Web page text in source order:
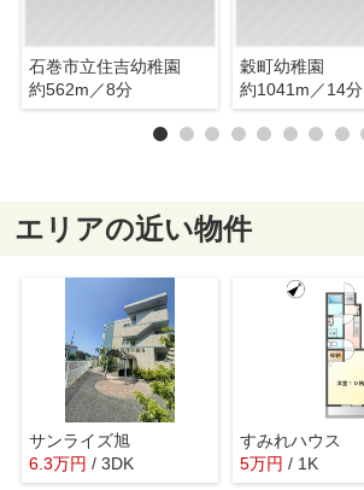
石巻市立住吉幼稚園
約562m／8分
穀町幼稚園
約1041m／14分
エリアの近い物件
サンライズ旭
6.3万円 / 3DK
すみれハウス
5万円 / 1K